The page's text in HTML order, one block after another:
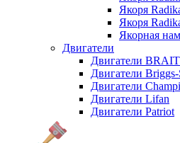
Якоря
Якоря
Якорная
Двигатели
Двигатели BRAIT
Двигатели Briggs-
Двигатели
Двигатели Lifan
Двигатели Patriot